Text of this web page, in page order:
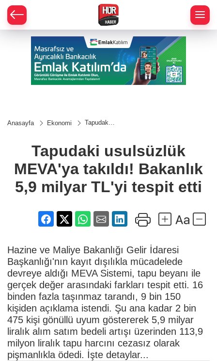
Anasayfa Ekonomi
Tapudaki
takıldı!
Bakanlık
TL'yi
tespit etti
Tapudaki usulsüzlük
MEVA'ya takıldı! Bakanlık
5,9 milyar TL'yi tespit etti
Hazine ve Maliye Bakanlığı Gelir İdaresi
Başkanlığı'nın kayıt dışılıkla mücadelede
devreye aldığı MEVA Sistemi, tapu beyanı ile
gerçek değer arasındaki farkları tespit etti. 16
binden fazla taşınmaz tarandı, 9 bin 150
kişiden açıklama istendi. Şu ana kadar 2 bin
475 kişi gönüllü uyum göstererek 5,9 milyar
liralık alım satım bedeli artışı üzerinden 113,9
milyon liralık tapu harcını cezasız olarak
pişmanlıkla ödedi. İşte detaylar...